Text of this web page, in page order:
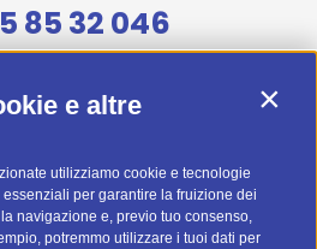
e altre
utilizziamo cookie e tecnologie
per garantire la fruizione dei
navigazione e, previo tuo consenso,
potremmo utilizzare i tuoi dati per
85 32 046
noi! (Posizioni aperte)
Personalizzato
Pro